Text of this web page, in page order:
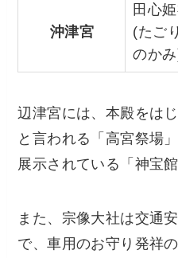
沖津宮
田心
(たご
のか
辺津宮には、本殿をは
と言われる「高宮祭場
展示されている「神宝
また、宗像大社は交通
で、車用のお守り発祥